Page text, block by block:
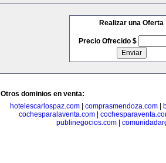
Realizar una Oferta
Precio Ofrecido $
Otros dominios en venta:
hotelescarlospaz.com| comprasmendoza.com|
cochesparalaventa.com
publinegocios.com|